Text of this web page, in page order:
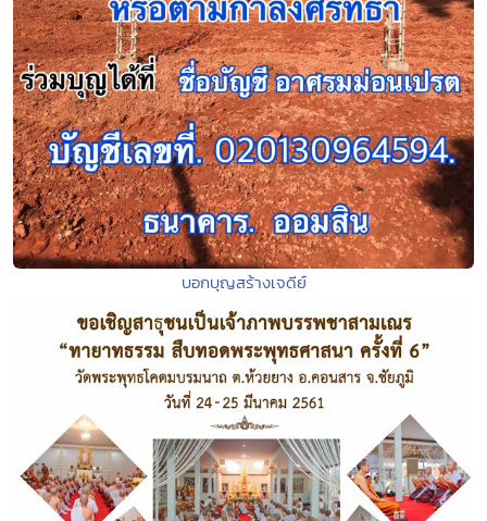
บอกบุญสร้างเจดีย์